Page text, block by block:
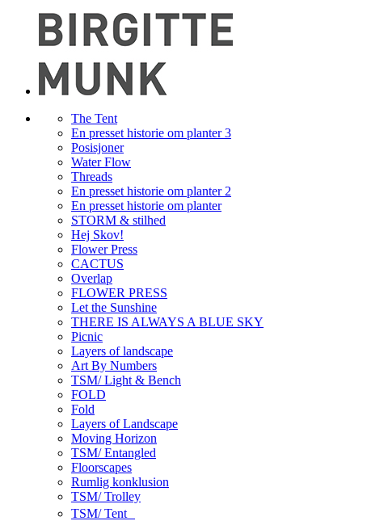
The Tent
En presset historie om planter 3
Posisjoner
Water Flow
Threads
En presset historie om planter 2
En presset historie om planter
STORM & stilhed
Hej Skov!
Flower Press
CACTUS
Overlap
FLOWER PRESS
Let the Sunshine
THERE IS ALWAYS A BLUE SKY
Picnic
Layers of landscape
Art By Numbers
TSM/ Light & Bench
FOLD
Fold
Layers of Landscape
Moving Horizon
TSM/ Entangled
Floorscapes
Rumlig konklusion
TSM/ Trolley
TSM/ Tent